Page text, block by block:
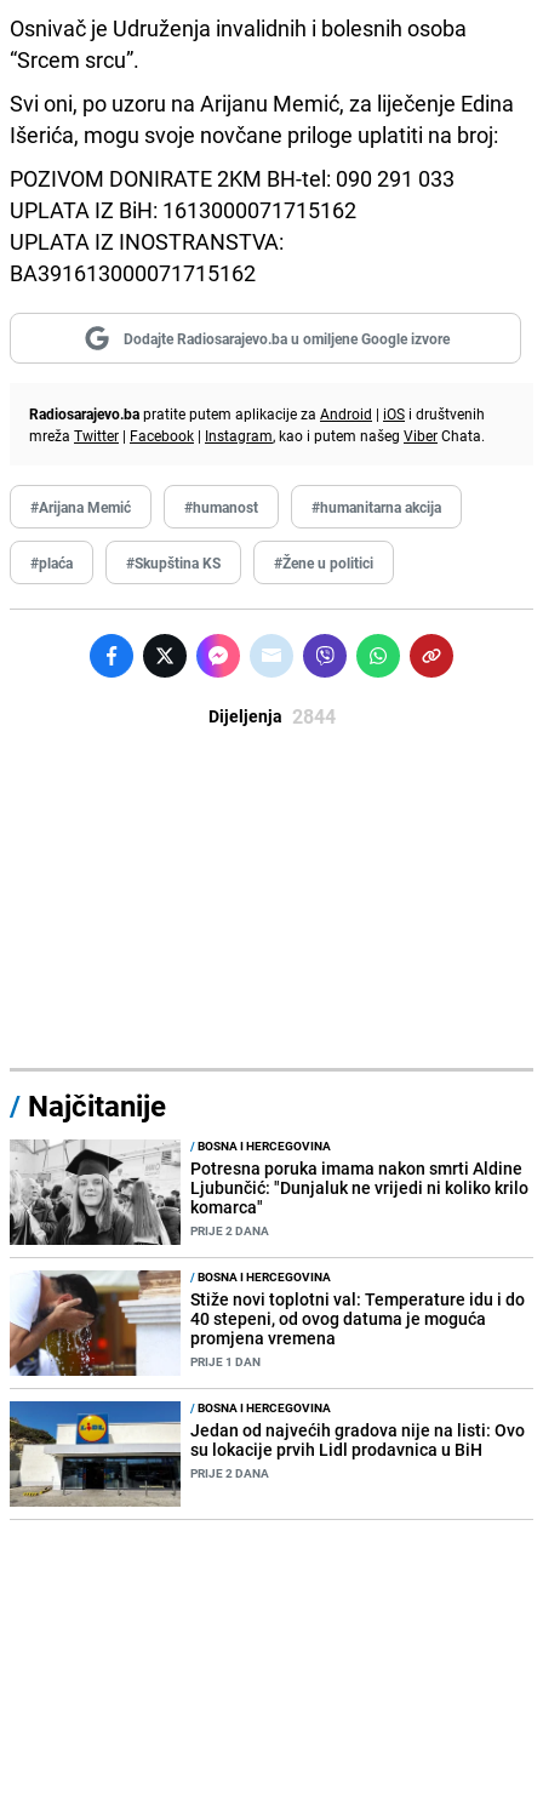
Osnivač je Udruženja invalidnih i bolesnih osoba
“Srcem srcu”.
Svi oni, po uzoru na Arijanu Memić, za liječenje Edina
Išerića, mogu svoje novčane priloge uplatiti na broj:
POZIVOM DONIRATE 2KM BH-tel: 090 291 033
UPLATA IZ BiH: 1613000071715162
UPLATA IZ INOSTRANSTVA:
BA391613000071715162
Dodajte Radiosarajevo.ba u omiljene Google izvore
Radiosarajevo.bapratite putem aplikacije za Android | iOS i društvenih
mreža Twitter | Facebook | Instagram, kao i putem našeg ViberChata.
#Arijana Memić #humanost #humanitarna akcija
#plaća #Skupština KS #Žene u politici
Dijeljenja 2844
/ Najčitanije
/BOSNA I HERCEGOVINA
Potresna poruka imama nakon smrti Aldine
Ljubunčić: "Dunjaluk ne vrijedi ni koliko krilo
komarca"
PRIJE 2 DANA
/BOSNA I HERCEGOVINA
Stiže novi toplotni val: Temperature idu i do
40 stepeni, od ovog datuma je moguća
promjena vremena
PRIJE 1 DAN
/BOSNA I HERCEGOVINA
Jedan od najvećih gradova nije na listi: Ovo
su lokacije prvih Lidl prodavnica u BiH
PRIJE 2 DANA